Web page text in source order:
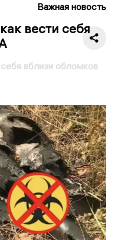
Важная новость
вести себя
вблизи обломков